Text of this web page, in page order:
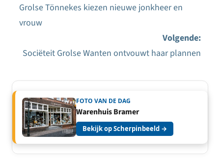
Bericht
Grolse Tönnekes kiezen nieuwe jonkheer en
vrouw
Volgende:
Sociëteit Grolse Wanten ontvouwt haar plannen
FOTO VAN DE DAG
Warenhuis Bramer
Bekijk op Scherpinbeeld →